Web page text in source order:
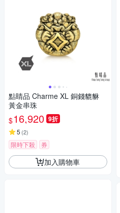
點睛品 Charme XL 銅錢貔貅
黃金串珠
$16,920 9折
5 (2)
限時下殺 券
加入購物車